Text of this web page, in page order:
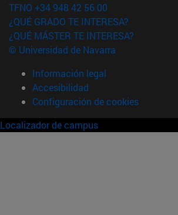
TFNO +34 948 42 56 00
¿QUÉ GRADO TE INTERESA?
¿QUÉ MÁSTER TE INTERESA?
© Universidad de Navarra
Información legal
Accesibilidad
Configuración de cookies
Localizador de campus